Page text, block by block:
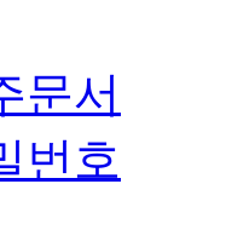
문서
번호